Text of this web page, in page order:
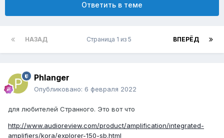
Ответить в теме
НАЗАД ВПЕРЁД
Страница 1 из 5
Phlanger
Опубликовано: 6 февраля 2022
для любителей Странного. Это вот что
http://www.audioreview.com/product/amplification/integrated-
amplifiers/kora/explorer-150-sb.html